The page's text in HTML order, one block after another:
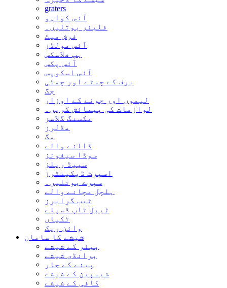
graters
آئس کولہو
فلیئر بوتلیں۔
فرش میٹ
آئس مولڈز
ہپ فلاسکس
آئس پکس
آئس اسکوپس
برف کے چمٹے اور چمٹی
جگ
لیموں اور چونے کے اوزار
لوازمات کی پیمائش کریں۔
مکسنگ گلاسز
مڈلرز
مگ
ڈالنے والے
سوڈا سیفونز
سپیڈ ریلز
اسپرٹ ڈیکینٹرز
سپرے بوتلیں۔
ہلچل مچانے والے
ٹیب گرابرز
ٹیبل ٹاپ ڈسپلے
ٹکیاں
وائن ریک
شیشے کا سامان
بیئر کے شیشے
برانڈی شیشے
پینے کے جار
شیمپین کے شیشے
کافی کے شیشے